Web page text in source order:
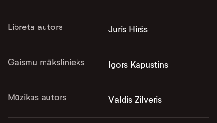
Libreta autors Juris Hiršs
Gaismu mākslinieks Igors Kapustins
Mūzikas autors Valdis Zilveris